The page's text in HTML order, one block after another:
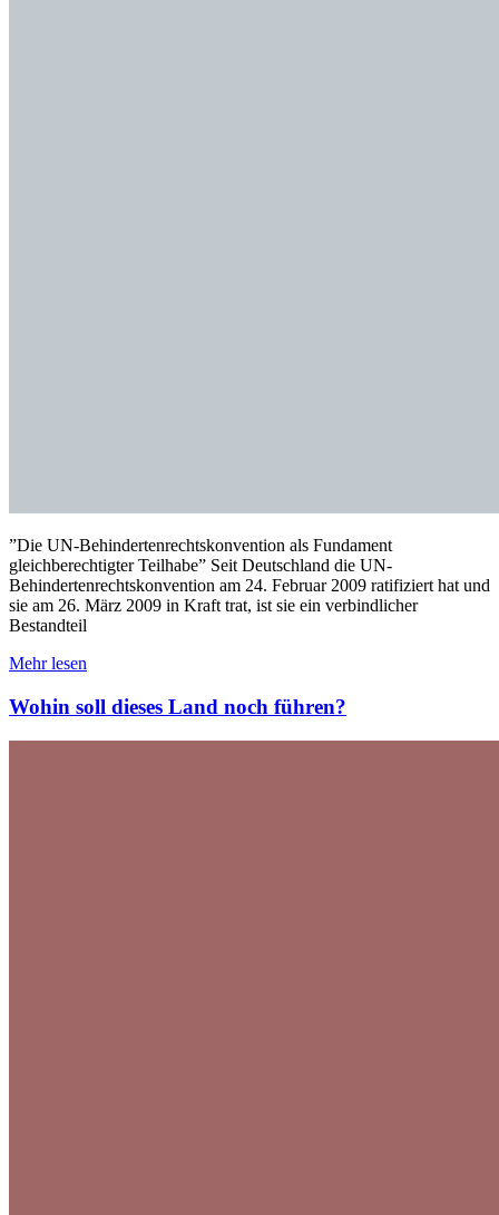
”Die UN-Behindertenrechtskonvention als Fundament
gleichberechtigter Teilhabe” Seit Deutschland die UN-
Behindertenrechtskonvention am 24. Februar 2009 ratifiziert hat und
sie am 26. März 2009 in Kraft trat, ist sie ein verbindlicher
Bestandteil
Mehr lesen
Wohin soll dieses Land noch führen?